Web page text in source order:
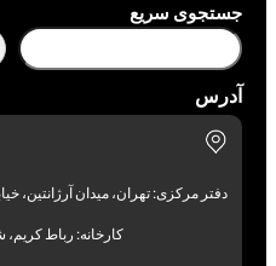
جستجوی سریع
آدرس
دفتر مرکزی: تهران، میدان آرژانتین، خیابان
کارخانه: رباط کریم،